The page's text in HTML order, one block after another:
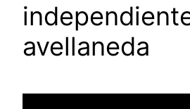
avellaneda